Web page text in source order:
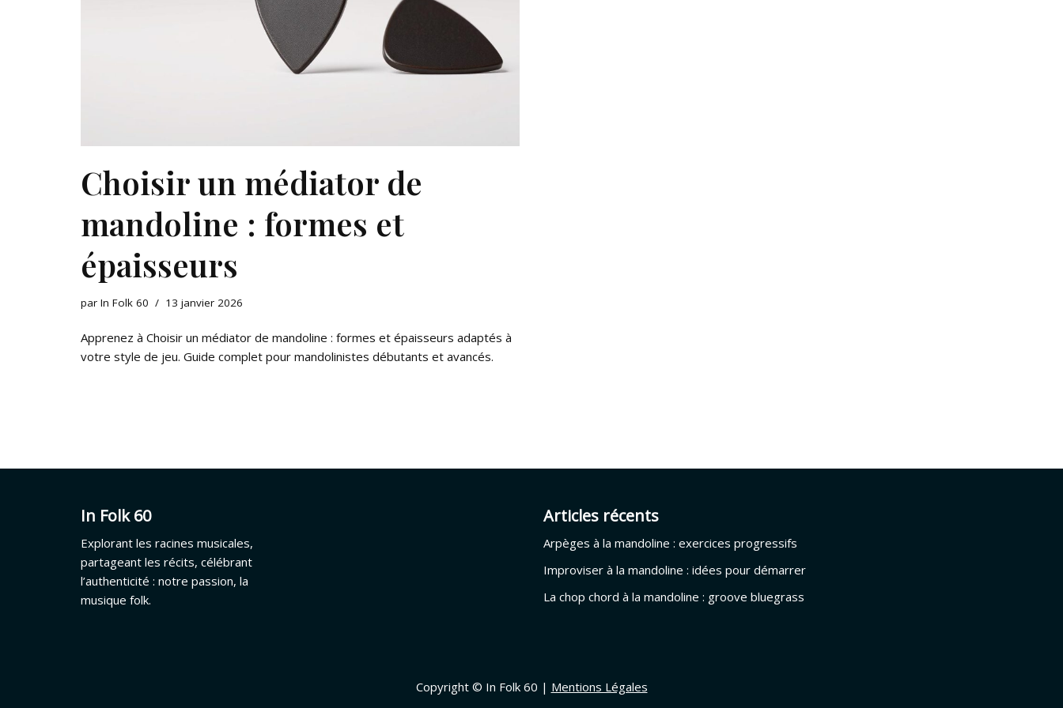
Choisir un médiator de
mandoline : formes et
épaisseurs
par In Folk 60 13 janvier 2026
Apprenez à Choisir un médiator de mandoline : formes et épaisseurs adaptés à
votre style de jeu. Guide complet pour mandolinistes débutants et avancés.
In Folk 60
Explorant les racines musicales,
partageant les récits, célébrant
l’authenticité : notre passion, la
musique folk.
Articles récents
Arpèges à la mandoline : exercices progressifs
Improviser à la mandoline : idées pour démarrer
La chop chord à la mandoline : groove bluegrass
Copyright © In Folk 60 | Mentions Légales